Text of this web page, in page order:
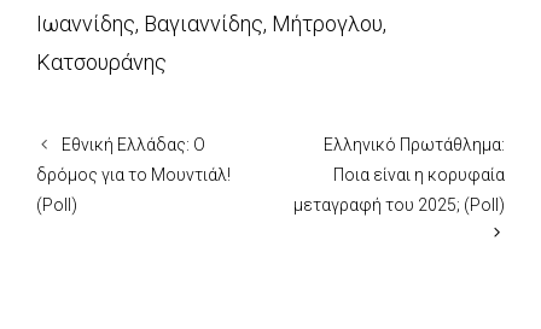
Ιωαννίδης, Βαγιαννίδης, Μήτρογλου,
Κατσουράνης
Εθνική Ελλάδας: Ο
δρόμος για το Μουντιάλ!
(Poll)
Ελληνικό Πρωτάθλημα:
Ποια είναι η κορυφαία
μεταγραφή του 2025; (Poll)